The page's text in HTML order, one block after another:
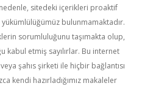
sitedeki içerikleri proaktif
bulunmamaktadır.
sorumluluğunu taşımakta olup,
kabul etmiş sayılırlar. Bu internet
şahıs şirketi ile hiçbir bağlantısı
kendi hazırladığımız makaleler